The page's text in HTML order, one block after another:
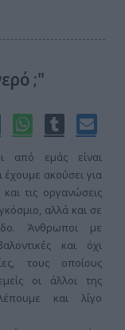
;"
από εμάς είναι
έχουμε ακούσει για
τις οργανώσεις
αλλά και σε
Άνθρωποι με
και όχι
τους οποίους
οι άλλοι της
και λίγο